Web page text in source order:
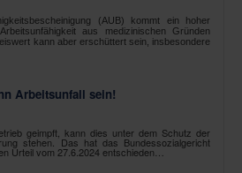
(AUB) kommt ein hoher
aus medizinischen Gründen
kann aber erschüttert sein, insbesondere
Arbeitsunfall sein!
geimpft, kann dies unter dem Schutz der
stehen. Das hat das Bundessozialgericht
Urteil vom 27.6.2024 entschieden…